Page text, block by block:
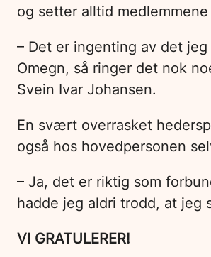
og setter alltid
– Det er ingenting av det
Omegn, så ringer det nok
Svein Ivar Johansen.
En svært overrasket
også hos hovedpersonen
– Ja, det er riktig som
hadde jeg aldri trodd, at jeg
VI GRATULERER!